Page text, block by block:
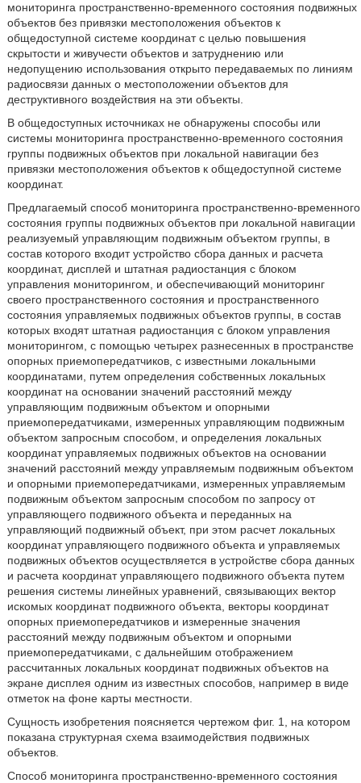
мониторинга пространственно-временного состояния подвижных
объектов без привязки местоположения объектов к
общедоступной системе координат с целью повышения
скрытости и живучести объектов и затруднению или
недопущению использования открыто передаваемых по линиям
радиосвязи данных о местоположении объектов для
деструктивного воздействия на эти объекты.
В общедоступных источниках не обнаружены способы или
системы мониторинга пространственно-временного состояния
группы подвижных объектов при локальной навигации без
привязки местоположения объектов к общедоступной системе
координат.
Предлагаемый способ мониторинга пространственно-временного
состояния группы подвижных объектов при локальной навигации
реализуемый управляющим подвижным объектом группы, в
состав которого входит устройство сбора данных и расчета
координат, дисплей и штатная радиостанция с блоком
управления мониторингом, и обеспечивающий мониторинг
своего пространственного состояния и пространственного
состояния управляемых подвижных объектов группы, в состав
которых входят штатная радиостанция с блоком управления
мониторингом, с помощью четырех разнесенных в пространстве
опорных приемопередатчиков, с известными локальными
координатами, путем определения собственных локальных
координат на основании значений расстояний между
управляющим подвижным объектом и опорными
приемопередатчиками, измеренных управляющим подвижным
объектом запросным способом, и определения локальных
координат управляемых подвижных объектов на основании
значений расстояний между управляемым подвижным объектом
и опорными приемопередатчиками, измеренных управляемым
подвижным объектом запросным способом по запросу от
управляющего подвижного объекта и переданных на
управляющий подвижный объект, при этом расчет локальных
координат управляющего подвижного объекта и управляемых
подвижных объектов осуществляется в устройстве сбора данных
и расчета координат управляющего подвижного объекта путем
решения системы линейных уравнений, связывающих вектор
искомых координат подвижного объекта, векторы координат
опорных приемопередатчиков и измеренные значения
расстояний между подвижным объектом и опорными
приемопередатчиками, с дальнейшим отображением
рассчитанных локальных координат подвижных объектов на
экране дисплея одним из известных способов, например в виде
отметок на фоне карты местности.
Сущность изобретения поясняется чертежом фиг. 1, на котором
показана структурная схема взаимодействия подвижных
объектов.
Способ мониторинга пространственно-временного состояния